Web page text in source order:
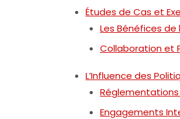
Études de Cas et
Les Bénéfices
Collaboration et
L’Influence des
Engagements